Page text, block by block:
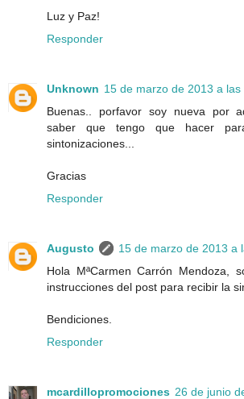
Luz y Paz!
Responder
Unknown 15 de marzo de 2013 a las
Buenas.. porfavor soy nueva por
saber que tengo que hacer
sintonizaciones...
Gracias
Responder
Augusto
15 de marzo de 2013 a
Hola MªCarmen Carrón Mendoza,
instrucciones del post para recibir la
Bendiciones.
Responder
mcardillopromociones 26 de junio